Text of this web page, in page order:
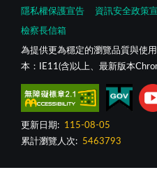
隱私權保護宣告 資訊安全政策
檢察長信箱
為提供更為穩定的瀏覽品質與使
本：IE11(含)以上、最新版本
更新日期:
115-08-05
累計瀏覽人次:
5463793